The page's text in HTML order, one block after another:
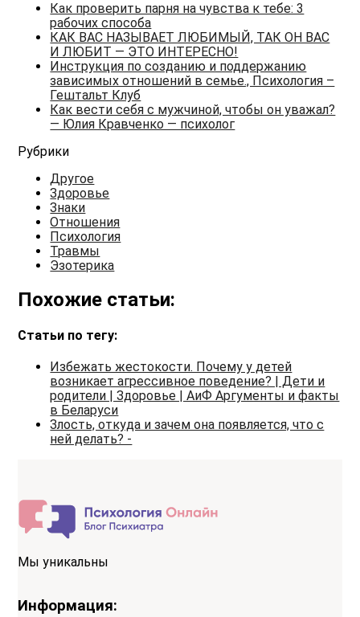
Как проверить парня на чувства к тебе: 3
рабочих способа
КАК ВАС НАЗЫВАЕТ ЛЮБИМЫЙ, ТАК ОН ВАС
И ЛЮБИТ — ЭТО ИНТЕРЕСНО!
Инструкция по созданию и поддержанию
зависимых отношений в семье., Психология –
Гештальт Клуб
Как вести себя с мужчиной, чтобы он уважал?
— Юлия Кравченко — психолог
Рубрики
Другое
Здоровье
Знаки
Отношения
Психология
Травмы
Эзотерика
Похожие статьи:
Статьи по тегу:
Избежать жестокости. Почему у детей
возникает агрессивное поведение? | Дети и
родители | Здоровье | АиФ Аргументы и факты
в Беларуси
Злость, откуда и зачем она появляется, что с
ней делать? -
Мы уникальны
Информация: